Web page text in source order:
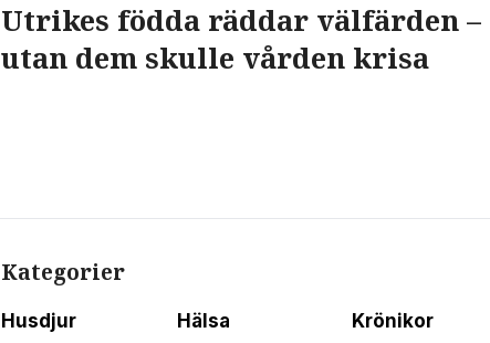
Utrikes födda räddar välfärden –
utan dem skulle vården krisa
Kategorier
Husdjur Hälsa Krönikor